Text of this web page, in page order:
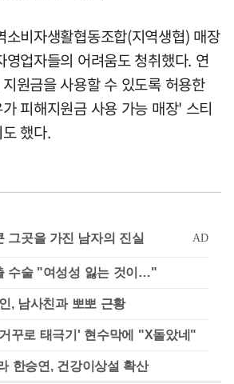
소비자생활협동조합(지역생협) 매장
영업자들의 어려움도 청취했다. 연
원금을 사용할 수 있도록 허용한
피해지원금 사용 가능 매장' 스티
했다.
수술 "여성성 잃는 것이…"
, 남사친과 뽀뽀 근황
꾸로 태극기' 현수막에 "X돌았네"
한승연, 건강이상설 확산